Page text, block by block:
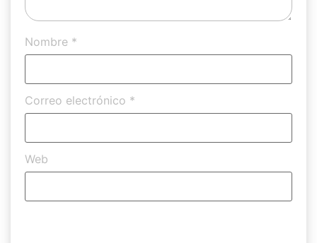
Nombre *
Correo electrónico *
Web